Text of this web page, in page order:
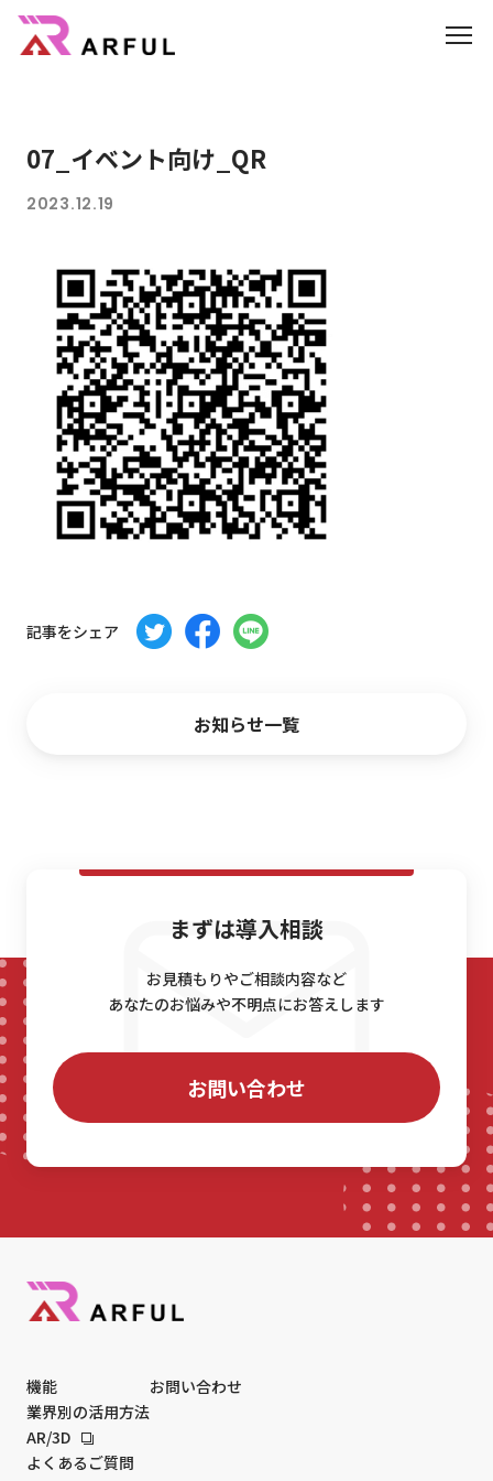
07_イベント向け_QR
2023.12.19
記事をシェア
お知らせ一覧
まずは導入相談
お見積もりやご相談内容など
あなたのお悩みや不明点にお答えします
お問い合わせ
機能
業界別の活用方法
AR/3D
よくあるご質問
お問い合わせ
業界別の活用方法
よくあるご質問
3DCGのサイト制作はこちら
CG制作パートナー募集
会社概要
お問い合わせ